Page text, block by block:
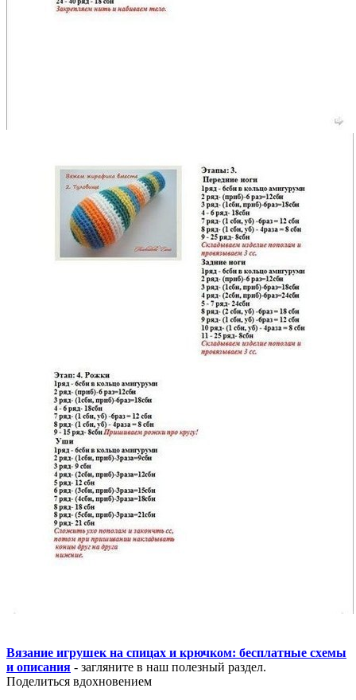
Вязание игрушек на спицах и крючком: бесплатные схемы
и описания - загляните в наш полезный раздел.
Поделиться вдохновением